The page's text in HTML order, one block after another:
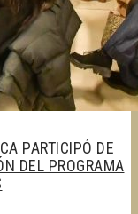
PARTICIPÓ DE
DEL PROGRAMA